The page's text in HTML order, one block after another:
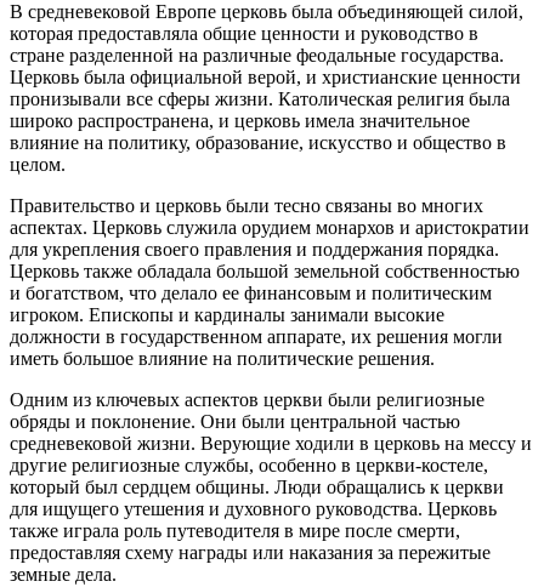
В средневековой Европе церковь была объединяющей силой,
которая предоставляла общие ценности и руководство в
стране разделенной на различные феодальные государства.
Церковь была официальной верой, и христианские ценности
пронизывали все сферы жизни. Католическая религия была
широко распространена, и церковь имела значительное
влияние на политику, образование, искусство и общество в
целом.
Правительство и церковь были тесно связаны во многих
аспектах. Церковь служила орудием монархов и аристократии
для укрепления своего правления и поддержания порядка.
Церковь также обладала большой земельной собственностью
и богатством, что делало ее финансовым и политическим
игроком. Епископы и кардиналы занимали высокие
должности в государственном аппарате, их решения могли
иметь большое влияние на политические решения.
Одним из ключевых аспектов церкви были религиозные
обряды и поклонение. Они были центральной частью
средневековой жизни. Верующие ходили в церковь на мессу и
другие религиозные службы, особенно в церкви-костеле,
который был сердцем общины. Люди обращались к церкви
для ищущего утешения и духовного руководства. Церковь
также играла роль путеводителя в мире после смерти,
предоставляя схему награды или наказания за пережитые
земные дела.